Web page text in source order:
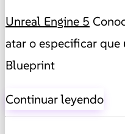
Unreal Engine 5
atar o especificar
Blueprint
Continuar leyendo